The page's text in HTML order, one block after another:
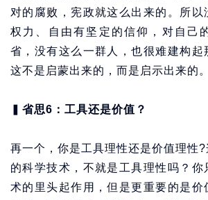
对的腐败，宪政就这么出来的。所以
权力、自由有坚定的信仰，对自己
省，没有这么一群人，也很难建构起
这不是启蒙出来的，而是启示出来的。
省思6：工具还是价值？
再一个，你是工具理性还是价值理性?
的科学技术，不就是工具理性吗？你
术的里头起作用，但是更重要的是价